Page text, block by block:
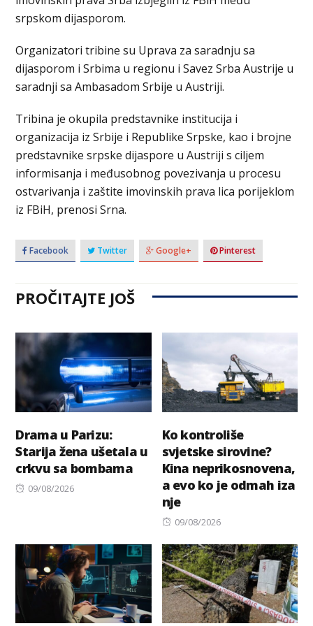
srpskom dijasporom.
Organizatori tribine su Uprava za saradnju sa
dijasporom i Srbima u regionu i Savez Srba Austrije u
saradnji sa Ambasadom Srbije u Austriji.
Tribina je okupila predstavnike institucija i
organizacija iz Srbije i Republike Srpske, kao i brojne
predstavnike srpske dijaspore u Austriji s ciljem
informisanja i međusobnog povezivanja u procesu
ostvarivanja i zaštite imovinskih prava lica porijeklom
iz FBiH, prenosi Srna.
Facebook Twitter Google+ Pinterest
PROČITAJTE JOŠ
Drama u Parizu:
Starija žena ušetala u
crkvu sa bombama
Posted
09/08/2026
Ko kontroliše
svjetske sirovine?
Kina neprikosnovena,
a evo ko je odmah iza
nje
Posted
09/08/2026